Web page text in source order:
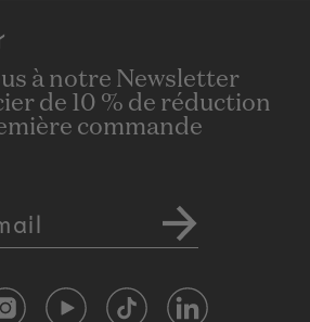
à notre Newsletter
de 10 % de réduction
commande